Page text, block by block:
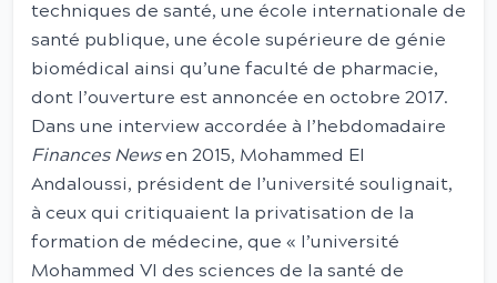
techniques de santé, une école internationale de
santé publique, une école supérieure de génie
biomédical ainsi qu’une faculté de pharmacie,
dont l’ouverture est annoncée en octobre 2017.
Dans une interview accordée à l’hebdomadaire
Finances Newsen 2015, Mohammed El
Andaloussi, président de l’université soulignait,
à ceux qui critiquaient la privatisation de la
formation de médecine, que « l’université
Mohammed VI des sciences de la santé de